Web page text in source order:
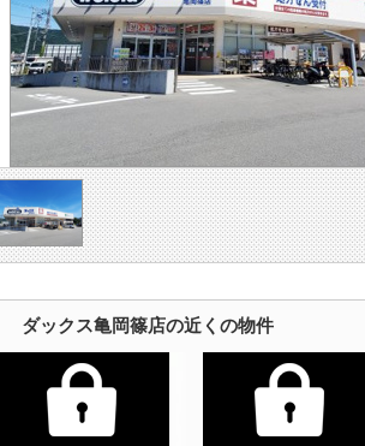
ダックス亀岡篠店の近くの物件